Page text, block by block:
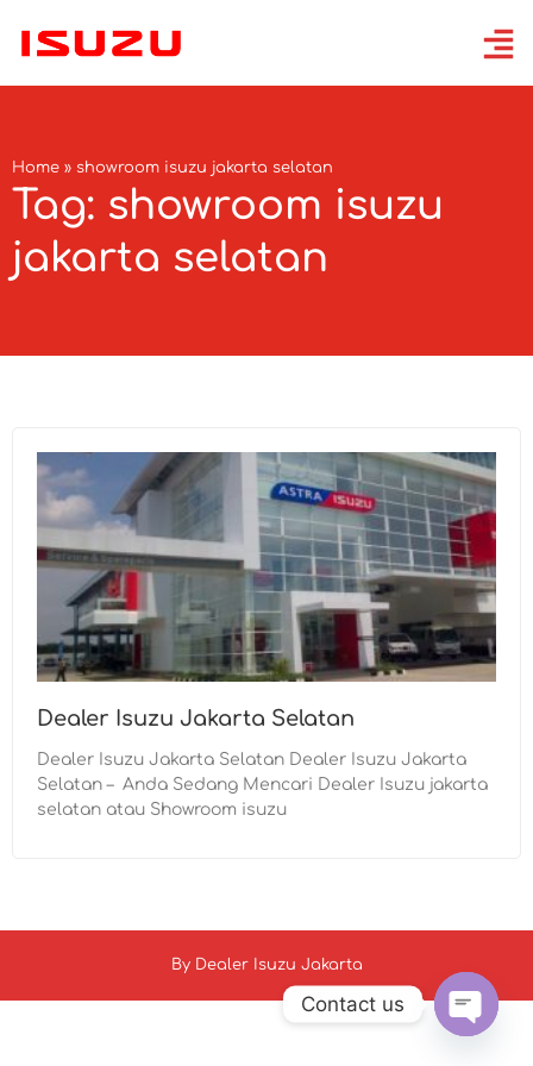
Home » showroom isuzu jakarta selatan
Tag: showroom isuzu
jakarta selatan
Dealer Isuzu Jakarta Selatan
Dealer Isuzu Jakarta Selatan Dealer Isuzu Jakarta
Selatan – Anda Sedang Mencari Dealer Isuzu jakarta
selatan atau Showroom isuzu
By Dealer Isuzu Jakarta
Contact us